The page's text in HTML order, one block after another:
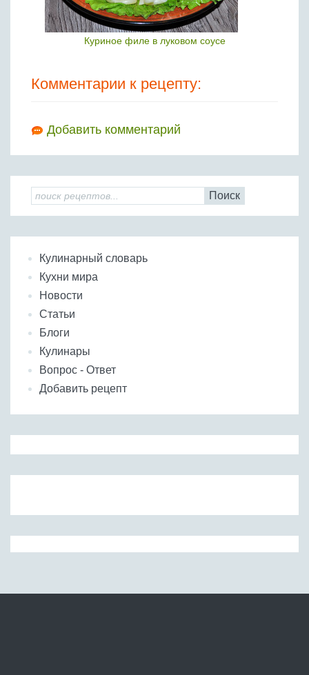
Куриное филе в луковом соусе
Комментарии к рецепту:
Добавить комментарий
Поиск
Кулинарный словарь
Кухни мира
Новости
Статьи
Блоги
Кулинары
Вопрос - Ответ
Добавить рецепт